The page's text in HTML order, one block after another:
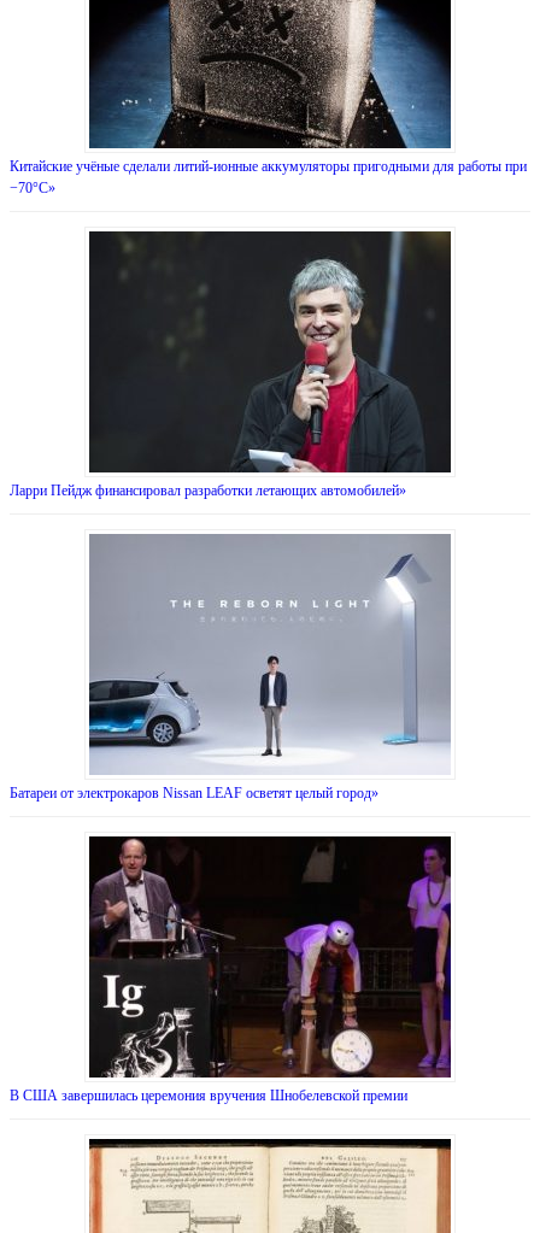
Китайские учёные сделали литий-ионные аккумуляторы пригодными для работы при
−70°С»
Ларри Пейдж финансировал разработки летающих автомобилей»
Батареи от электрокаров Nissan LEAF осветят целый город»
В США завершилась церемония вручения Шнобелевской премии